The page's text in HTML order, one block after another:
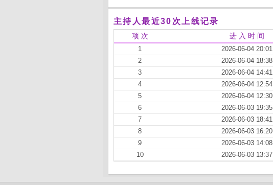
主持人最近30次上线记录
项 次 进 入 时 间
1 2026-06-04 20:01
2
2026-06-04 18:38
3
2026-06-04 14:41
4
2026-06-04 12:54
5
2026-06-04 12:30
6
2026-06-03 19:35
7
2026-06-03 18:41
8
2026-06-03 16:20
9
2026-06-03 14:08
10
2026-06-03 13:37